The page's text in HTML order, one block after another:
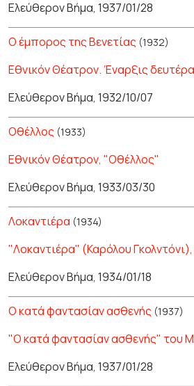
Ελεύθερον Βήμα, 1937/01/28
Ο έμπορος της Βενετίας (1932)
Εθνικόν Θέατρον. Έναρξις
Ελεύθερον Βήμα, 1932/10/07
Οθέλλος (1933)
Εθνικόν Θέατρον, "Οθέλλος"
Ελεύθερον Βήμα, 1933/03/30
Λοκαντιέρα (1934)
"Λοκαντιέρα" (Καρόλου
Ελεύθερον Βήμα, 1934/01/18
Ο κατά φαντασίαν ασθενής (1937)
"Ο κατά φαντασίαν ασθενής" του
Ελεύθερον Βήμα, 1937/01/28